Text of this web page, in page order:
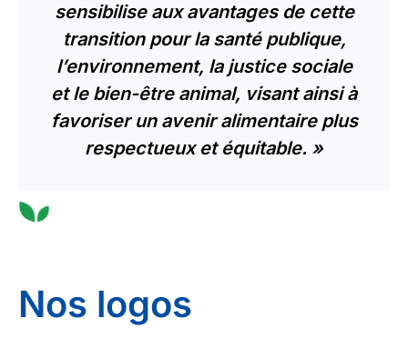
sensibilise aux avantages de cette
transition pour la santé publique,
l’environnement, la justice sociale
et le bien-être animal, visant ainsi à
favoriser un avenir alimentaire plus
respectueux et équitable. »
Nos logos